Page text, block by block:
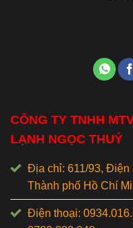
CÔNG TY TNHH
LẠNH NGỌC THUỶ
Địa chỉ: 611/93,
Thành phố Hồ Chí
Điện thoại: